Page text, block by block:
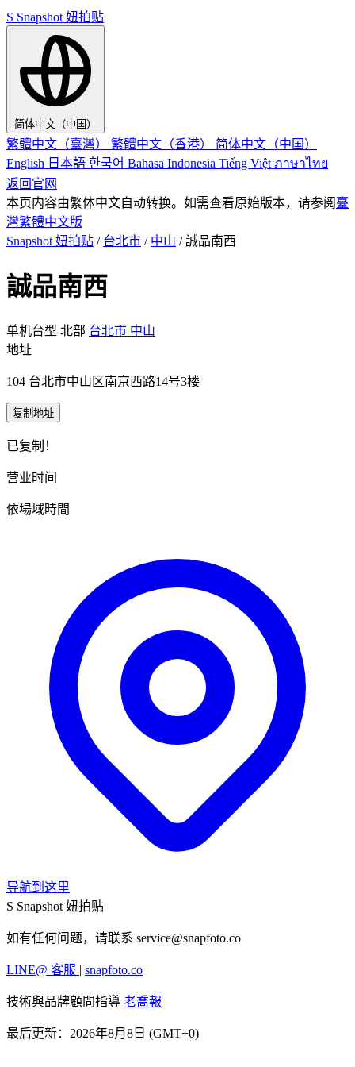
S Snapshot 妞拍贴
简体中文（中国）
繁體中文（臺灣） 繁體中文（香港） 简体中文（中国）
English 日本語 한국어 Bahasa Indonesia Tiếng Việt ภาษาไทย
返回官网
本页内容由繁体中文自动转换。如需查看原始版本，请参阅 臺
灣繁體中文版
Snapshot 妞拍贴 / 台北市 / 中山 / 誠品南西
誠品南西
单机台型 北部 台北市 中山
地址
104 台北市中山区南京西路14号3楼
复制地址
已复制！
营业时间
依場域時間
导航到这里
S Snapshot 妞拍贴
如有任何问题，请联系 service@snapfoto.co
LINE@ 客服 | snapfoto.co
技術與品牌顧問指導 老喬報
最后更新：2026年8月8日 (GMT+0)